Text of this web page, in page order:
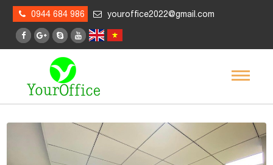
0944 684 986 youroffice2022@gmail.com